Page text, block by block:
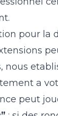
pour la
nous
a
peut